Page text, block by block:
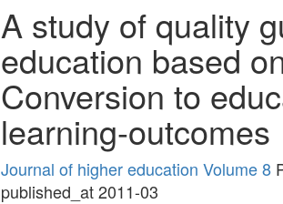
A study of quality
education based
Conversion to
learning-outcomes
Journal of higher education Volume 8
published_at 2011-03